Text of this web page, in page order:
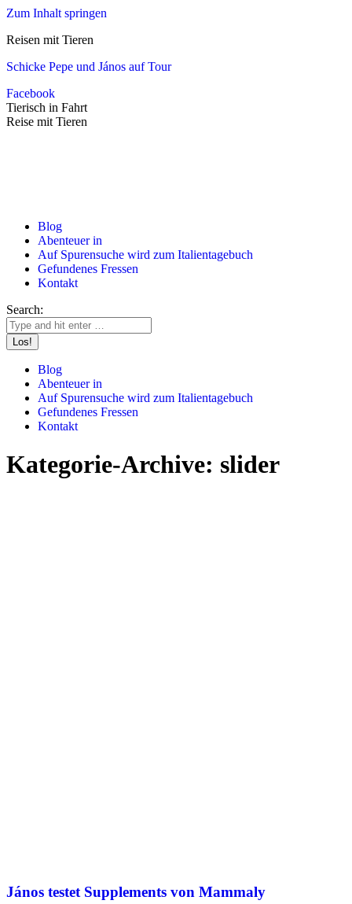
Zum Inhalt springen
Reisen mit Tieren
Schicke Pepe und János auf Tour
Facebook
Tierisch in Fahrt
Reise mit Tieren
Blog
Abenteuer in
Auf Spurensuche wird zum Italientagebuch
Gefundenes Fressen
Kontakt
Search:
Blog
Abenteuer in
Auf Spurensuche wird zum Italientagebuch
Gefundenes Fressen
Kontakt
Kategorie-Archive: slider
János testet Supplements von Mammaly